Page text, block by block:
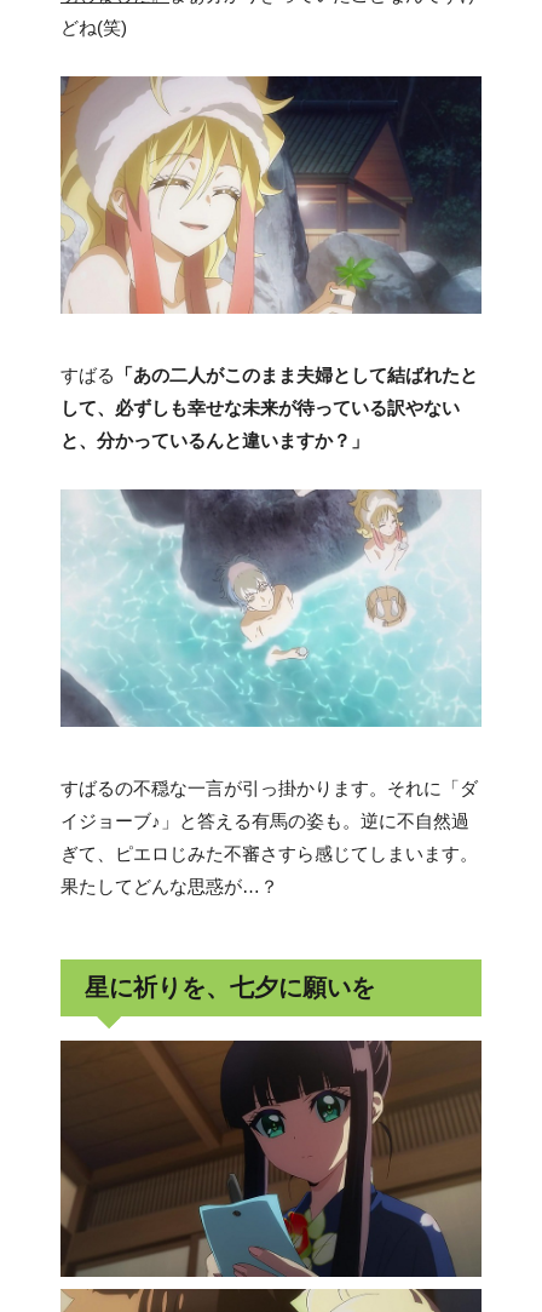
どね(笑)
すばる
「あの二人がこのまま夫婦として結ばれたと
して、必ずしも幸せな未来が待っている訳やない
と、分かっているんと違いますか？」
すばるの不穏な一言が引っ掛かります。それに「ダ
イジョーブ♪」と答える有馬の姿も。逆に不自然過
ぎて、ピエロじみた不審さすら感じてしまいます。
果たしてどんな思惑が…？
星に祈りを、七夕に願いを